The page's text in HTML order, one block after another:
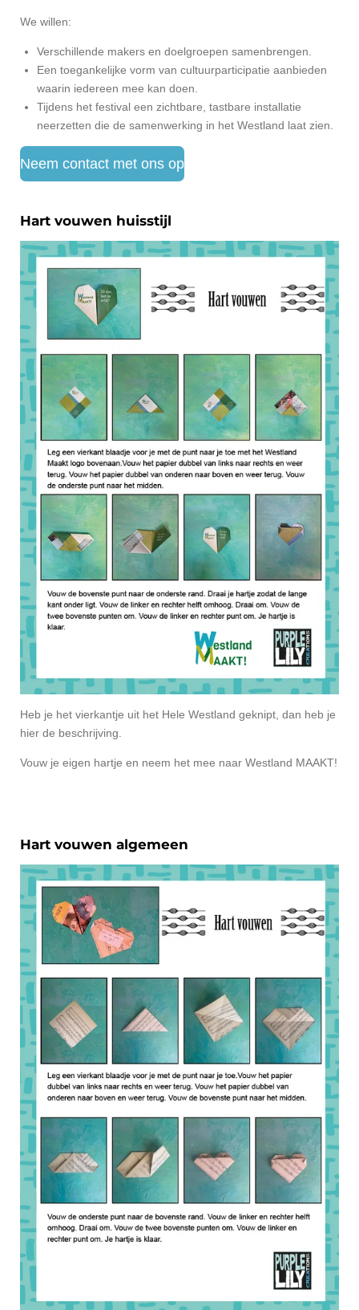
We willen:
Verschillende makers en doelgroepen samenbrengen.
Een toegankelijke vorm van cultuurparticipatie aanbieden
waarin iedereen mee kan doen.
Tijdens het festival een zichtbare, tastbare installatie
neerzetten die de samenwerking in het Westland laat zien.
Neem contact met ons op
Hart vouwen huisstijl
Heb je het vierkantje uit het Hele Westland geknipt, dan heb je
hier de beschrijving.
Vouw je eigen hartje en neem het mee naar Westland MAAKT!
Hart vouwen algemeen